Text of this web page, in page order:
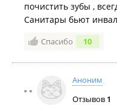
почистить зубы ,
Санитары бьют
Спасибо 10
Аноним
Отзывов 1